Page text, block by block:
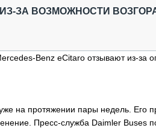
ИЗ-ЗА ВОЗМОЖНОСТИ
Benz eCitaro отзывают из-за
на протяжении пары недель. Его
Пресс-служба Daimler Buses